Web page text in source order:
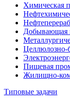
Химическая
Добы­вающая
Целлюлозно-
Пищевая
Жилищно-
Типовые задачи